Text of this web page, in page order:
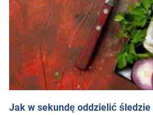
Jak w sekundę oddzielić